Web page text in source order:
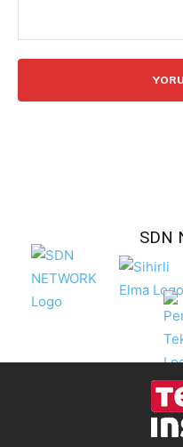
SDN